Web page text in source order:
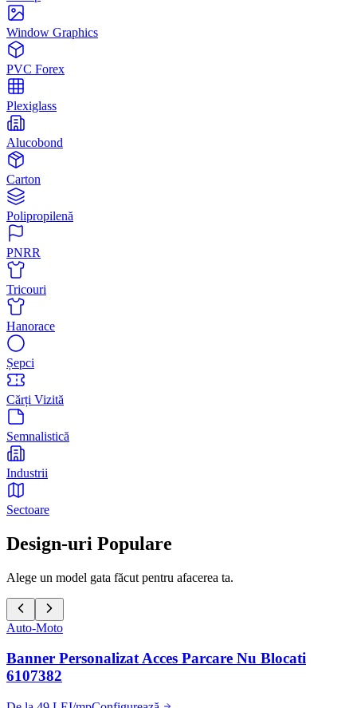
Window Graphics
PVC Forex
Plexiglass
Alucobond
Carton
Polipropilenă
PNRR
Tricouri
Hanorace
Șepci
Cărți Vizită
Semnalistică
Industrii
Sectoare
Design-uri Populare
Alege un model gata făcut pentru afacerea ta.
Auto-Moto
Banner Personalizat Acces Parcare Nu Blocati
6107382